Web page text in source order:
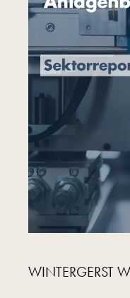
WINTERGERST